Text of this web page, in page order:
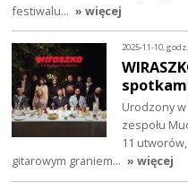
festiwalu… » więcej
2025-11-10,
Urodzony
zespołu
11
gitarowym graniem… » więcej